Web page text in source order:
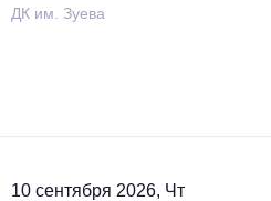
ДК им. Зуева
10 сентября 2026, Чт